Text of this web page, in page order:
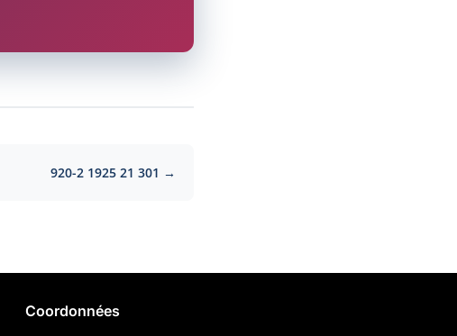
920-2 1925 21 301 →
Coordonnées